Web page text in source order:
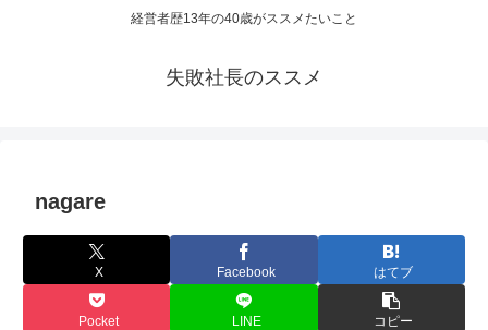
経営者歴13年の40歳がススメたいこと
失敗社長のススメ
nagare
X Facebook はてブ
Pocket LINE コピー